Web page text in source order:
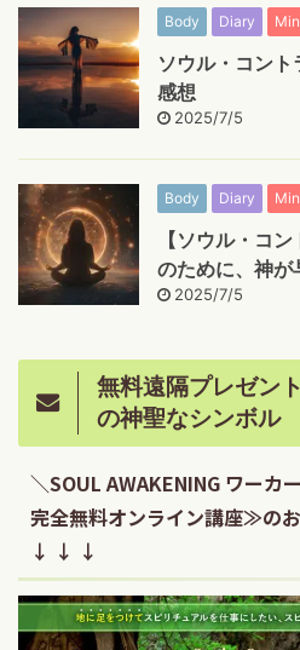
Body Diary
ソウル・コン
感想
2025/7/5
Body Diary
【ソウル・コ
のために、神が
2025/7/5
無料遠隔プレゼン
の神聖なシンボル
＼SOUL AWAKENING ワー
完全無料オンライン講座≫の
↓ ↓ ↓